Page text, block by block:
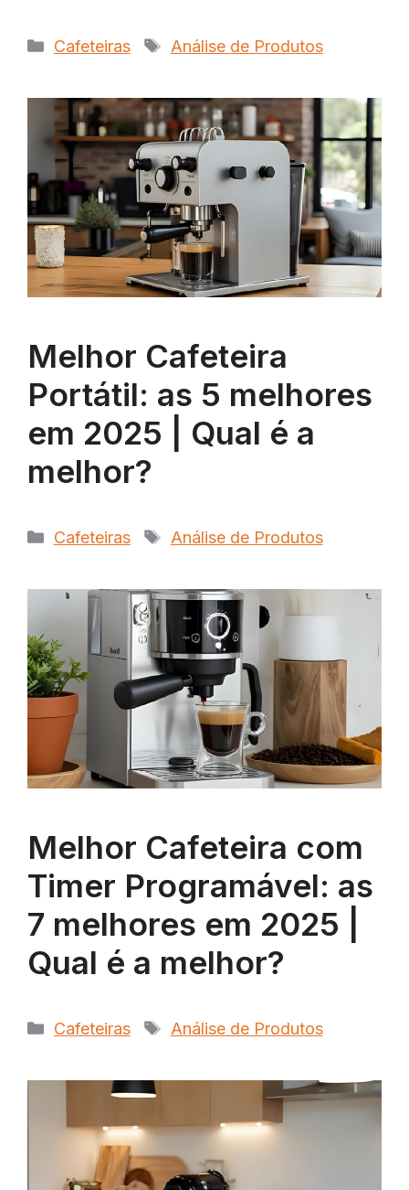
Categorias
Cafeteiras Tags
Análise de Produtos
Melhor Cafeteira
Portátil: as 5 melhores
em 2025 | Qual é a
melhor?
Categorias
Cafeteiras Tags
Análise de Produtos
Melhor Cafeteira com
Timer Programável: as
7 melhores em 2025 |
Qual é a melhor?
Categorias
Cafeteiras Tags
Análise de Produtos